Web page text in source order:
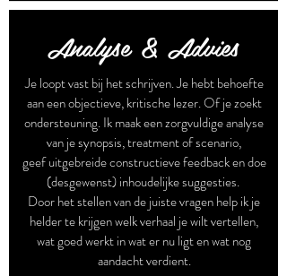
Je loopt vast bij het schrijven. Je hebt behoefte
aan een objectieve, kritische lezer. Of je zoekt
ondersteuning. Ik maak een zorgvuldige analyse
van je synopsis, treatment of scenario,
geef uitgebreide constructieve feedback en doe
(desgewenst) inhoudelijke suggesties.
Door het stellen van de juiste vragen help ik je
helder te krijgen welk verhaal je wilt vertellen,
wat goed werkt in wat er nu ligt en wat nog
aandacht verdient.
Analyse & Advies